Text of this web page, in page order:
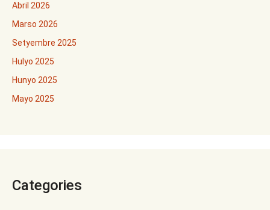
Abril 2026
Marso 2026
Setyembre 2025
Hulyo 2025
Hunyo 2025
Mayo 2025
Categories